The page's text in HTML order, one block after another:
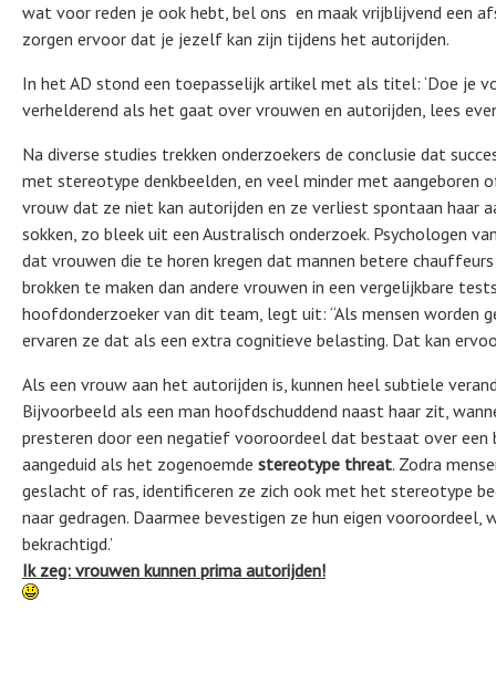
wat voor reden je ook hebt, bel ons en maak vrijblijvend een
zorgen ervoor dat je jezelf kan zijn tijdens het autorijden.
In het AD stond een toepasselijk artikel met als titel: ‘Doe je
verhelderend als het gaat over vrouwen en autorijden, lees
Na diverse studies trekken onderzoekers de conclusie dat
met stereotype denkbeelden, en veel minder met aangeboren
vrouw dat ze niet kan autorijden en ze verliest spontaan haar
sokken, zo bleek uit een Australisch onderzoek. Psychologen
dat vrouwen die te horen kregen dat mannen betere
brokken te maken dan andere vrouwen in een vergelijkbare
hoofdonderzoeker van dit team, legt uit: “Als mensen
ervaren ze dat als een extra cognitieve belasting. Dat kan
Als een vrouw aan het autorijden is, kunnen heel subtiele
Bijvoorbeeld als een man hoofdschuddend naast haar zit,
presteren door een negatief vooroordeel dat bestaat over een
aangeduid als het zogenoemde stereotype threat. Zodra
geslacht of ras, identificeren ze zich ook met het stereotype
naar gedragen. Daarmee bevestigen ze hun eigen
bekrachtigd.’
Ik zeg: vrouwen kunnen prima autorijden!